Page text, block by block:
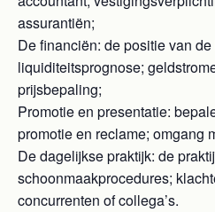
assurantiën;
De financiën: de positie van de
liquiditeitsprognose;
prijsbepaling;
Promotie en presentatie:
promotie en reclame; omgang
De dagelijkse praktijk: de
schoonmaakprocedures;
concurrenten of collega’s.